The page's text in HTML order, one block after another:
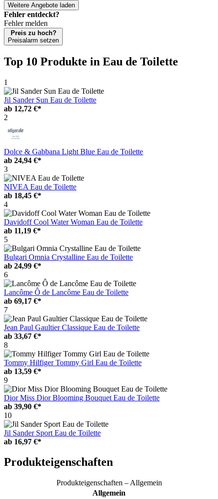
Weitere Angebote laden
Fehler entdeckt?
Fehler melden
Preis zu hoch?
Preisalarm setzen
Top 10 Produkte in Eau de Toilette
1
Jil Sander Sun Eau de Toilette
ab 12,72 €*
2
Dolce & Gabbana Light Blue Eau de Toilette
ab 24,94 €*
3
NIVEA Eau de Toilette
ab 18,45 €*
4
Davidoff Cool Water Woman Eau de Toilette
ab 11,19 €*
5
Bulgari Omnia Crystalline Eau de Toilette
ab 24,99 €*
6
Lancôme Ô de Lancôme Eau de Toilette
ab 69,17 €*
7
Jean Paul Gaultier Classique Eau de Toilette
ab 33,67 €*
8
Tommy Hilfiger Tommy Girl Eau de Toilette
ab 13,59 €*
9
Dior Miss Dior Blooming Bouquet Eau de Toilette
ab 39,90 €*
10
Jil Sander Sport Eau de Toilette
ab 16,97 €*
Produkteigenschaften
Produkteigenschaften – Allgemein
Allgemein